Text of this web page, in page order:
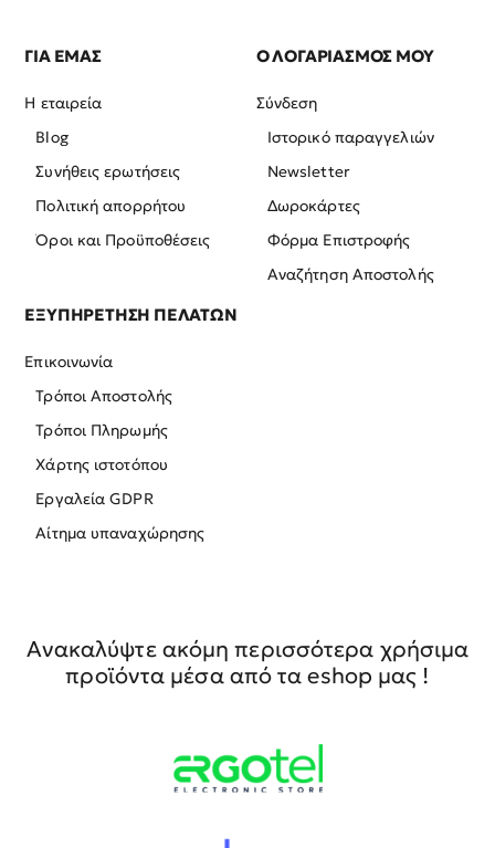
ΓΙΑ ΕΜΑΣ
Η εταιρεία
Blog
Συνήθεις ερωτήσεις
Πολιτική απορρήτου
Όροι και Προϋποθέσεις
Ο ΛΟΓΑΡΙΑΣΜΟΣ ΜΟΥ
Σύνδεση
Ιστορικό παραγγελιών
Newsletter
Δωροκάρτες
Φόρμα Επιστροφής
Αναζήτηση Αποστολής
ΕΞΥΠΗΡΕΤΗΣΗ ΠΕΛΑΤΩΝ
Επικοινωνία
Τρόποι Αποστολής
Τρόποι Πληρωμής
Χάρτης ιστοτόπου
Εργαλεία GDPR
Αίτημα υπαναχώρησης
Ανακαλύψτε ακόμη περισσότερα χρήσιμα
προϊόντα μέσα από τα eshop μας !